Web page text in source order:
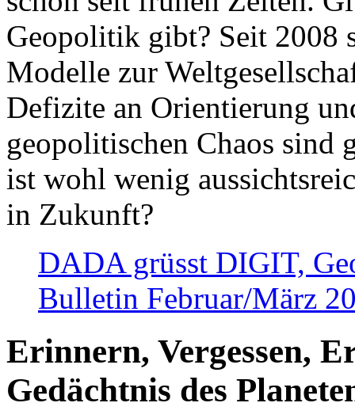
Geopolitik gibt? Seit 2008
Modelle zur
Defizite an Orientierung
geopolitischen Chaos sind
ist wohl wenig
in Zukunft?
DADA grüsst DIGIT,
Bulletin Februar/März
Erinnern, Vergessen,
Gedächtnis des